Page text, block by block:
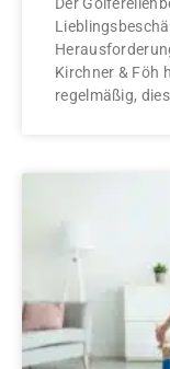
Kirchner & Föh
regelmäßig,